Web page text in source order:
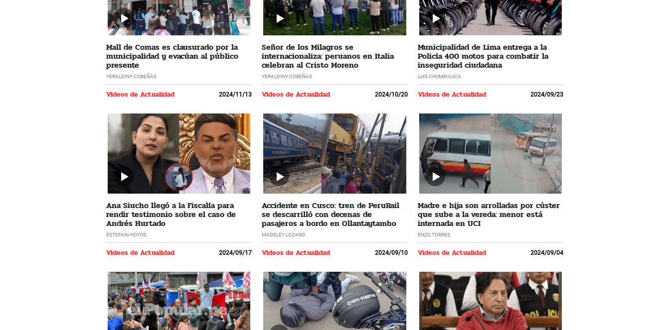
Mall de Comas es clausurado por la
municipalidad y evacúan al público
presente
YERALDINY COBEÑAS
Videos de Actualidad 2024/11/13
Señor de los Milagros se
internacionaliza: peruanos en Italia
celebran al Cristo Moreno
YERALDINY COBEÑAS
Videos de Actualidad 2024/10/20
Municipalidad de Lima entrega a la
Policía 400 motos para combatir la
inseguridad ciudadana
LUIS CHUMBIAUCA
Videos de Actualidad 2024/09/23
Ana Siucho llegó a la Fiscalía para
rendir testimonio sobre el caso de
Andrés Hurtado
ESTEFANI HOYOS
Videos de Actualidad 2024/09/17
Accidente en Cusco: tren de PeruRail
se descarrilló con decenas de
pasajeros a bordo en Ollantaytambo
MADELEY LOZANO
Videos de Actualidad 2024/09/10
Madre e hija son arrolladas por cúster
que sube a la vereda: menor está
internada en UCI
ENZO TORRES
Videos de Actualidad 2024/09/04